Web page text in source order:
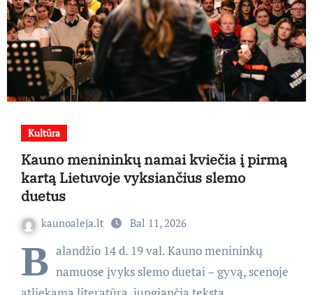
Kultūra
Kauno menininkų namai kviečia į pirmą
kartą Lietuvoje vyksiančius slemo
duetus
kaunoaleja.lt Bal 11, 2026
B alandžio 14 d. 19 val. Kauno menininkų
namuose įvyks slemo duetai – gyvą, scenoje